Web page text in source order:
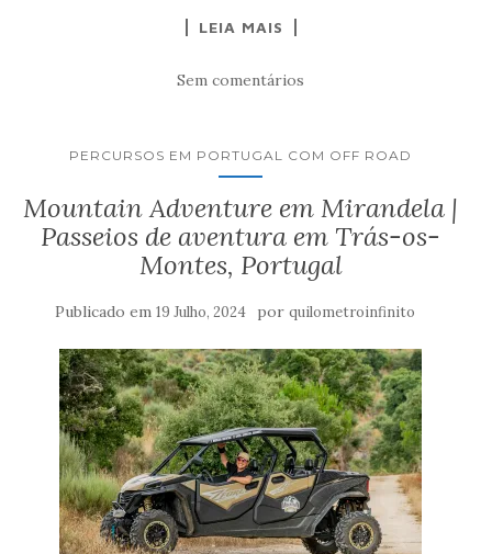
LEIA MAIS
Sem comentários
PERCURSOS EM PORTUGAL COM OFF ROAD
Mountain Adventure em Mirandela |
Passeios de aventura em Trás-os-
Montes, Portugal
Publicado em 19 Julho, 2024 por quilometroinfinito